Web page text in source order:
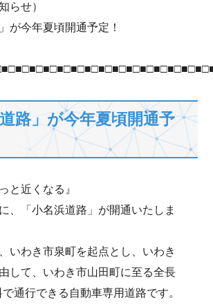
らせ）
が今年夏頃開通予定！
道路」が今年夏頃開通予
と近くなる』
、「小名浜道路」が開通いたしま
いわき市泉町を起点とし、いわき
して、いわき市山田町に至る全長
通行できる自動車専用道路です。